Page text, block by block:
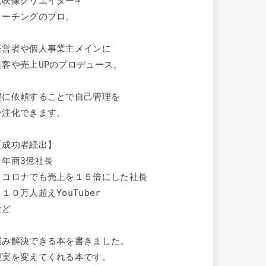
チングのプロ。
営者や個人事業主メインに
や売上UPのプロデュース。
に依頼することで自己管理を
化できます。
功者続出】
年商3億社長
コロナでも売上を１５倍にした社長
１０万人超えYouTuber
ど
み解決できる本を書きました。
実を変えてくれる本です。